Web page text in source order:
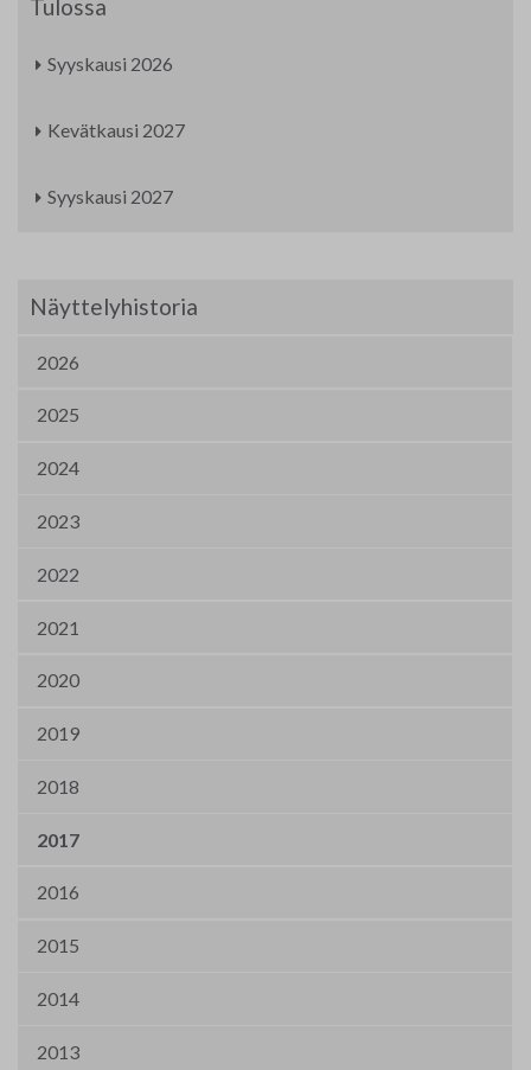
Tulossa
Syyskausi 2026
Kevätkausi 2027
Syyskausi 2027
Näyttelyhistoria
2026
2025
2024
2023
2022
2021
2020
2019
2018
2017
2016
2015
2014
2013